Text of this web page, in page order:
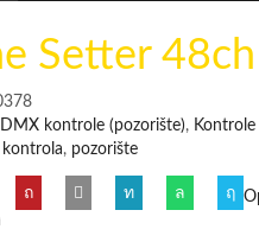
Setter
DMX kontrole (pozorište), Kontrole
kontrola, pozorište